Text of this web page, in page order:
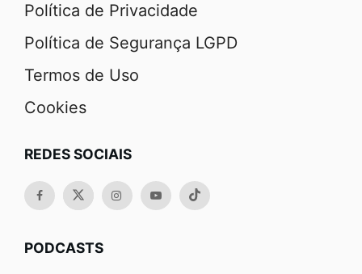
Política de Privacidade
Política de Segurança LGPD
Termos de Uso
Cookies
REDES SOCIAIS
PODCASTS